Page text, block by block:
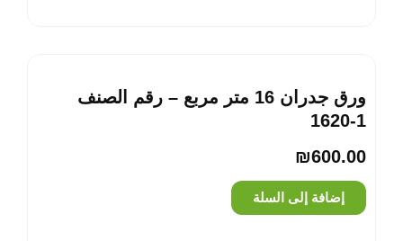
ورق جدران 16 متر مربع – رقم الصنف
‎1620-1
₪600.00
إضافة إلى السلة